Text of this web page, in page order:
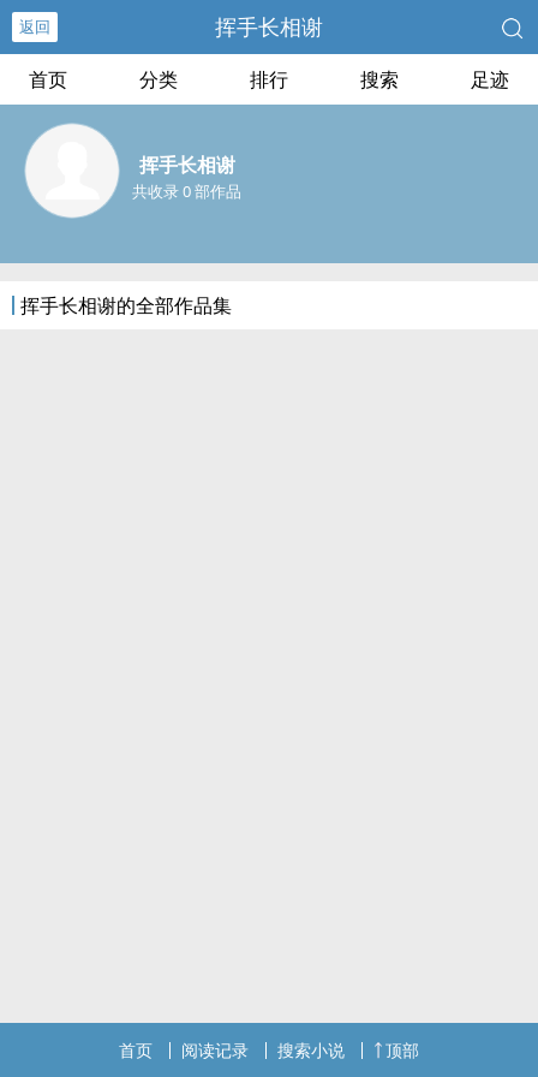
返回 挥手长相谢
首页 分类 排行 搜索 足迹
挥手长相谢
共收录 0 部作品
挥手长相谢的全部作品集
首页 阅读记录 搜索小说 顶部